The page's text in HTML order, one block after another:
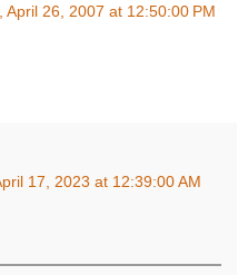
April 26, 2007 at 12:50:00 PM
17, 2023 at 12:39:00 AM